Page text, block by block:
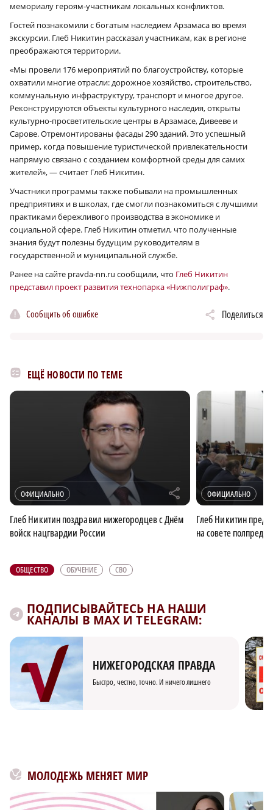
мемориалу героям-участникам локальных конфликтов.
Гостей познакомили с богатым наследием Арзамаса во время
экскурсии. Глеб Никитин рассказал участникам, как в регионе
преображаются территории.
«Мы провели 176 мероприятий по благоустройству, которые
охватили многие отрасли: дорожное хозяйство, строительство,
коммунальную инфраструктуру, транспорт и многое другое.
Реконструируются объекты культурного наследия, открыты
культурно-просветительские центры в Арзамасе, Дивееве и
Сарове. Отремонтированы фасады 290 зданий. Это успешный
пример, когда повышение туристической привлекательности
напрямую связано с созданием комфортной среды для самих
жителей», — считает Глеб Никитин.
Участники программы также побывали на промышленных
предприятиях и в школах, где смогли познакомиться с лучшими
практиками бережливого производства в экономике и
социальной сфере. Глеб Никитин отметил, что полученные
знания будут полезны будущим руководителям в
государственной и муниципальной службе.
Ранее на сайте pravda-nn.ru сообщили, что Глеб Никитин
представил проект развития технопарка «Нижполиграф».
Сообщить об ошибке Поделиться
ЕЩЁ НОВОСТИ ПО ТЕМЕ
ОФИЦИАЛЬНО r
Глеб Никитин поздравил нижегородцев с Днём
войск нацгвардии России
ОФИЦИАЛЬНО
Глеб Никитин
на совете
ОБЩЕСТВО ОБУЧЕНИЕ СВО
ПОДПИСЫВАЙТЕСЬ НА НАШИ
КАНАЛЫ В MAX И TELEGRAM:
НИЖЕГОРОДСКАЯ ПРАВДА
Быстро, честно, точно. И ничего лишнего
МОЛОДЕЖЬ МЕНЯЕТ МИР